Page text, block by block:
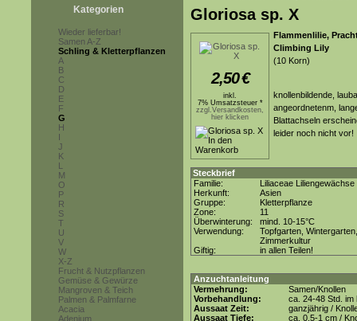
Kategorien
Wieder lieferbar!
Samen A-Z
Schling & Kletterpflanzen
A
B
C
D
E
F
G
H
I
J
K
L
M
O
P
R
S
T
U
V
W
X-Z
Frucht & Nutzpflanzen
Gemüse & Gewürze
Mangroven & Teich
Palmen & Palmfarne
Acacia
Adenium
Gloriosa sp. X
2,50€
inkl.
7% Umsatzsteuer *
zzgl.Versandkosten,
hier klicken
Flammenlilie,
Climbing Lily
(10 Korn)
knollenbildende,
angeordnetenm,
Blattachseln
leider noch nicht vor!
Steckbrief
Familie:
Liliaceae Liliengewächse
Herkunft:
Asien
Gruppe:
Kletterpflanze
Zone:
11
Überwinterung:
mind. 10-15°C
Verwendung:
Topfgarten, Wintergarten,
Zimmerkultur
Giftig:
in allen Teilen!
Anzuchtanleitung
Vermehrung:
Samen/Knollen
Vorbehandlung:
ca. 24-48 Std. im
Aussaat Zeit:
ganzjährig /
Aussaat Tiefe:
ca. 0,5-1 cm /